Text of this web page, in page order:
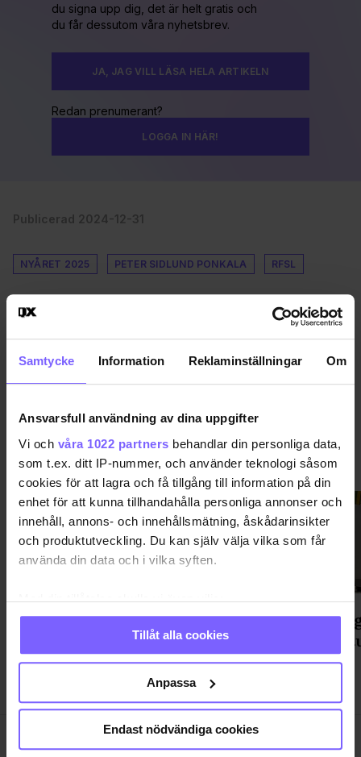
Samtycke Information Reklaminställningar Om
Ansvarsfull användning av dina uppgifter
Vi och våra 1022 partners behandlar din personliga data,
som t.ex. ditt IP-nummer, och använder teknologi såsom
cookies för att lagra och få tillgång till information på din
enhet för att kunna tillhandahålla personliga annonser och
innehåll, annons- och innehållsmätning, åskådarinsikter
och produktutveckling. Du kan själv välja vilka som får
använda din data och i vilka syften.
Med din tillåtelse skulle vi även vilja:
Samla in information om din geografiska plats
som kan ha en noggrannhet på upp till flera meter
Identifiera din enhet genom att aktivt skanna den
för specifika kännetecken (fingeravtryck)
Ta reda på mer om hur dina personliga uppgifter
Du kan ändra eller dra tillbaka ditt samtycke när som
Tillåt alla cookies
Anpassa
Endast nödvändiga cookies
du signa upp dig, det är helt gratis och
du får dessutom våra nyhetsbrev.
JA, JAG VILL LÄSA HELA ARTIKELN
Redan prenumerant?
LOGGA IN HÄR!
Publicerad 2024-12-31
NYÅRET 2025 PETER SIDLUND PONKALA RFSL
DELA DEN HÄR ARTIKELN
SVERIGE VISA MER SVERIGE
S går till val på samordning mot
hatbrott och hbtqi-museum